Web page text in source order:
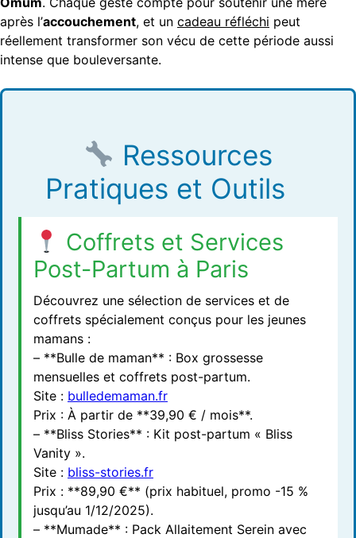
après l’accouchement, et un cadeau réfléchi peut
réellement transformer son vécu de cette période aussi
intense que bouleversante.
Ressources
Pratiques et Outils
Coffrets et Services
Post-Partum à Paris
Découvrez une sélection de services et de
coffrets spécialement conçus pour les jeunes
mamans :
– **Bulle de maman** : Box grossesse
mensuelles et coffrets post-partum.
Site : bulledemaman.fr
Prix : À partir de **39,90 € / mois**.
– **Bliss Stories** : Kit post-partum « Bliss
Vanity ».
Site : bliss-stories.fr
Prix : **89,90 €** (prix habituel, promo -15 %
jusqu’au 1/12/2025).
– **Mumade** : Pack Allaitement Serein avec